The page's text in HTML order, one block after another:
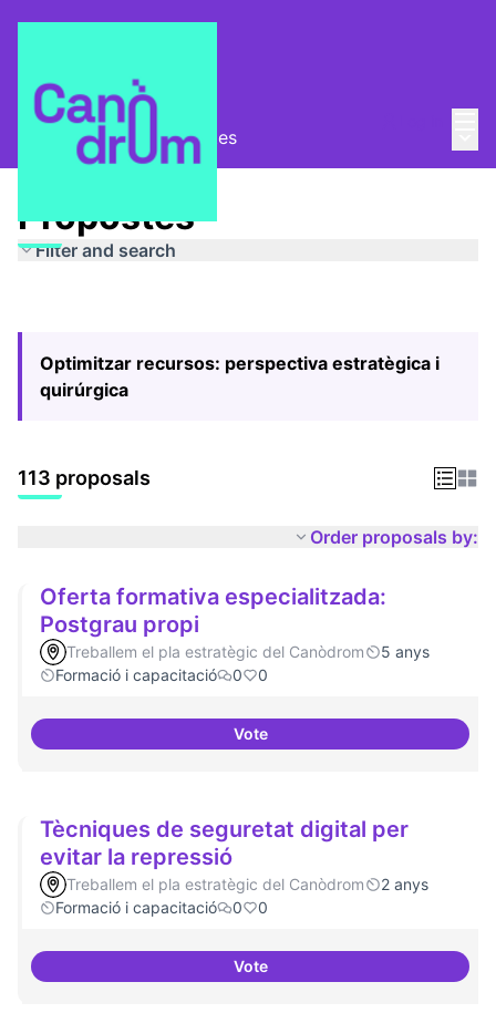
Pla Estratègic Propostes
Propostes
Filter and search
Optimitzar recursos: perspectiva estratègica i
quirúrgica
113 proposals
Order proposals by:
Oferta formativa especialitzada:
Postgrau propi
Treballem el pla estratègic del Canòdrom
5 anys
Formació i capacitació
0 0
VoteOferta formativa
Tècniques de seguretat digital per
evitar la repressió
Treballem el pla estratègic del Canòdrom
2 anys
Formació i capacitació
0 0
VoteTècniques de seguretat digital